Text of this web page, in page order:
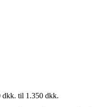
dkk. til 1.350 dkk.